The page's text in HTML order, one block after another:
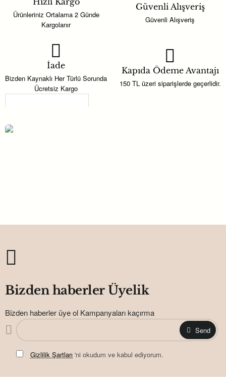
Prens 1 Yaşında Mavi Folyo Balon Set 3''lü
Detayları;
• Balon pompası veya pipet yardımı ile
kolayca şişirilebilir.
• Hava dolumu yapıldıktan sonra çift taraflı
Ürünleriniz Ortalama 2 Günde
Kargolanır
Güvenli Alışveriş
Güvenli Alışveriş
İade
Bizden Kaynaklı Her Türlü Sorunda
Ücretsiz Kargo
Kapıda Ödeme Avantajı
150 TL üzeri siparişlerde geçerlidir.
Bizden haberler Üyelik
Bizden haberler üye ol Kampanyaları kaçırma
Send
Gizlilik Şartları 'ni okudum ve kabul ediyorum.